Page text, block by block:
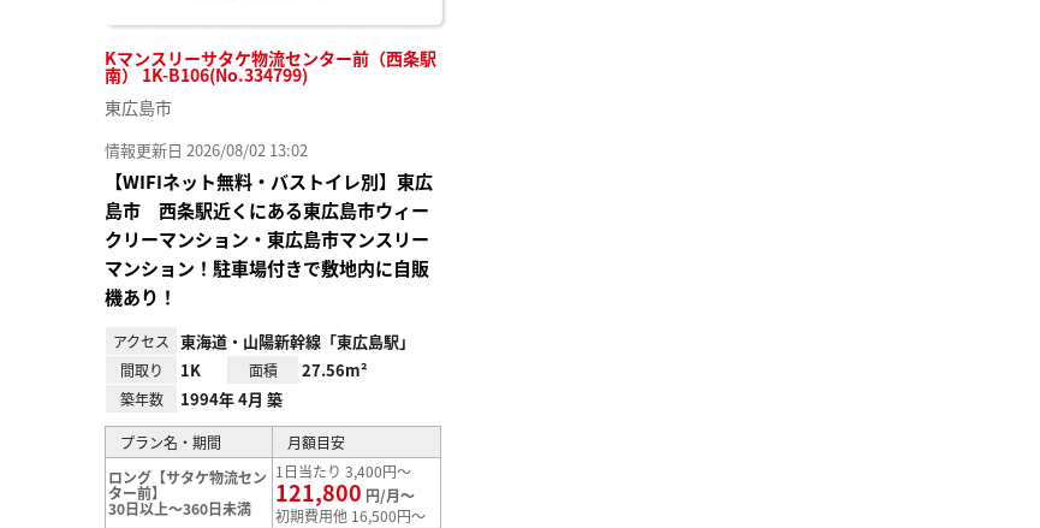
Kマンスリーサタケ物流センター前（西条駅
南） 1K-B106(No.334799)
東広島市
情報更新日 2026/08/02 13:02
【WIFIネット無料・バストイレ別】東広
島市 西条駅近くにある東広島市ウィー
クリーマンション・東広島市マンスリー
マンション！駐車場付きで敷地内に自販
機あり！
アクセス 東海道・山陽新幹線「東広島駅」
間取り 1K 面積 27.56m²
築年数 1994年 4月 築
プラン名・期間
月額目安
ロング【サタケ物流セン
ター前】
30日以上～360日未満
1日当たり 3,400円～
121,800 円/月～
初期費用他 16,500円～